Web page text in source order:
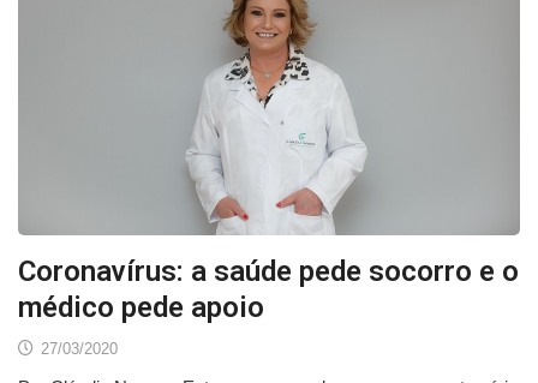
Coronavírus: a saúde pede socorro e o
médico pede apoio
27/03/2020